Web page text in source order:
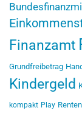
Finanzamt
Grundfreibetrag
Kindergeld
kompakt Play